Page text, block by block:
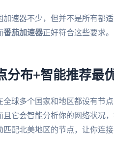
加速器不少，但并不是所有都
番茄加速器正好符合这些要求
分布+智能推荐最
全球多个国家和地区都设有节
且它会智能分析你的网络状况
匹配北美地区的节点，让你连